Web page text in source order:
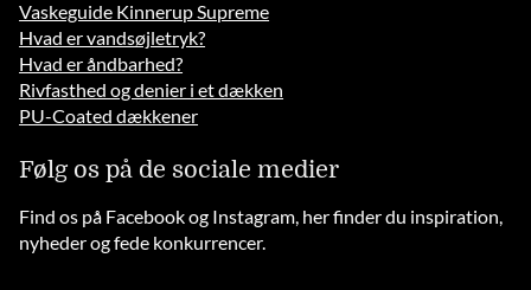
Vaskeguide Kinnerup Supreme
Hvad er vandsøjletryk?
Hvad er åndbarhed?
Rivfasthed og denier i et dækken
PU-Coated dækkener
Følg os på de sociale medier
Find os på Facebook og Instagram, her finder du inspiration,
nyheder og fede konkurrencer.